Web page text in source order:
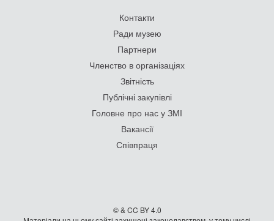
Контакти
Ради музею
Партнери
Членство в організаціях
Звітність
Публічні закупівлі
Головне про нас у ЗМІ
Вакансії
Співпраця
© & CC BY 4.0